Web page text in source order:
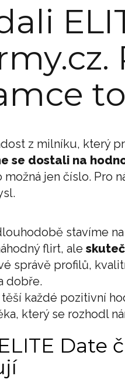
z milníku, který
se dostali na
možná jen číslo. Pro
stavíme
flirt, ale
správě profilů,
dobře.
každé pozitivní
který se rozhodl
Date